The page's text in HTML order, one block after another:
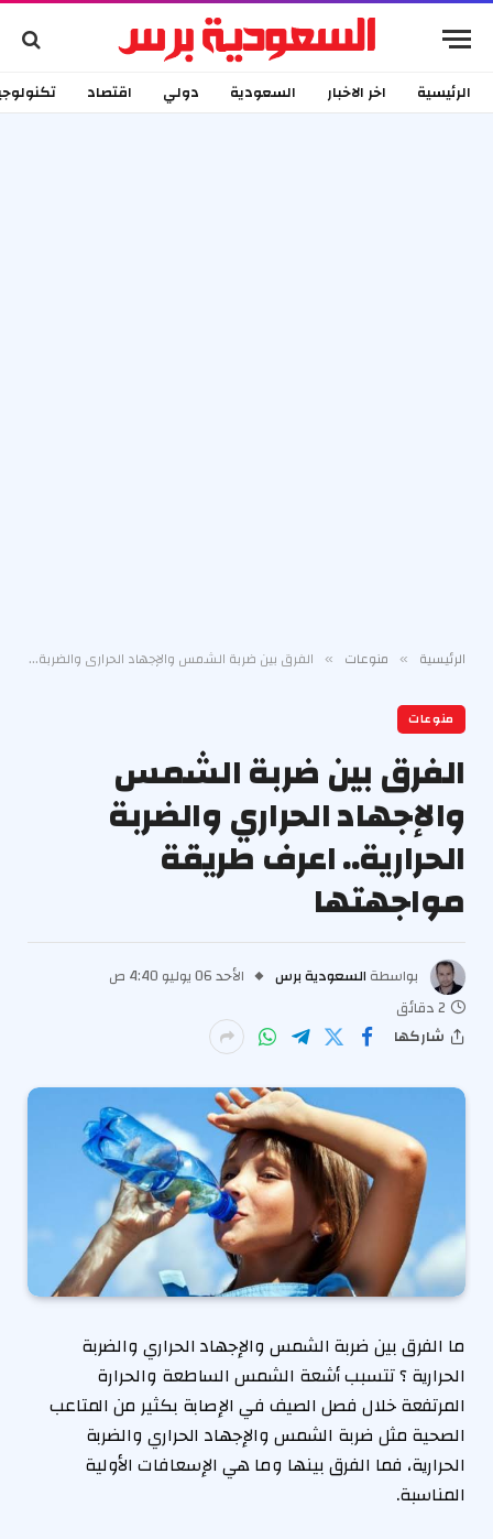
الرئيسية اخر الاخبار السعودية دولي اقتصاد
الرئيسية » منوعات » الفرق بين ضربة الشمس والإجهاد الحراري والضربة الحرارية.. اعرف طريقة مواجهتها
منوعات
الفرق بين ضربة الشمس
والإجهاد الحراري والضربة
الحرارية.. اعرف طريقة
مواجهتها
بواسطة السعودية برس
الأحد 06 يوليو 4:40 ص
2 دقائق
شاركها
ما الفرق بين ضربة الشمس والإجهاد الحراري والضربة
الحرارية ؟ تتسبب أشعة الشمس الساطعة والحرارة
المرتفعة خلال فصل الصيف في الإصابة بكثير من المتاعب
الصحية مثل ضربة الشمس والإجهاد الحراري والضربة
الحرارية، فما الفرق بينها وما هي الإسعافات الأولية
المناسبة.